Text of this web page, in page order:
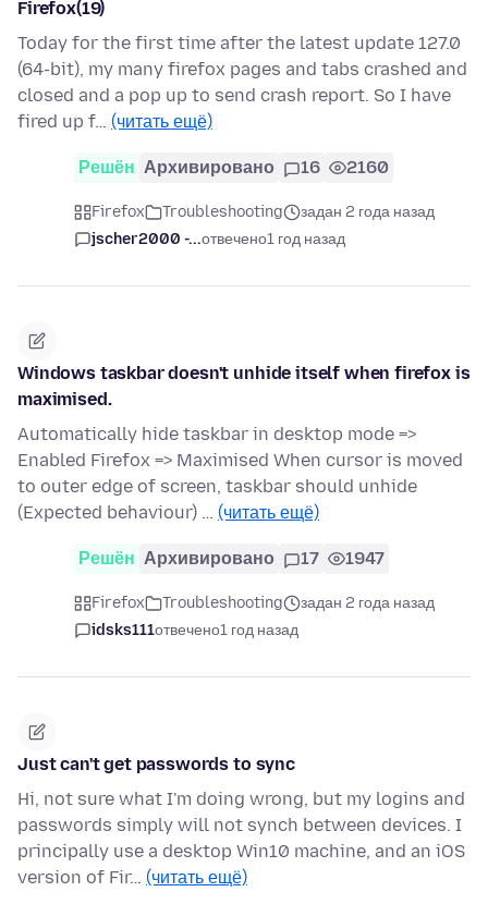
Firefox(19)
Today for the first time after the latest update 127.0
(64-bit), my many firefox pages and tabs crashed and
closed and a pop up to send crash report. So I have
fired up f… (читать ещё)
Решён Архивировано 16 2160
Firefox Troubleshooting
задан 2 года назад
jscher2000 -...отвечено1 год назад
Windows taskbar doesn't unhide itself when firefox is
maximised.
Automatically hide taskbar in desktop mode =>
Enabled Firefox => Maximised When cursor is moved
to outer edge of screen, taskbar should unhide
(Expected behaviour) … (читать ещё)
Решён Архивировано 17 1947
Firefox Troubleshooting
задан 2 года назад
idsks111отвечено1 год назад
Just can't get passwords to sync
Hi, not sure what I'm doing wrong, but my logins and
passwords simply will not synch between devices. I
principally use a desktop Win10 machine, and an iOS
version of Fir… (читать ещё)